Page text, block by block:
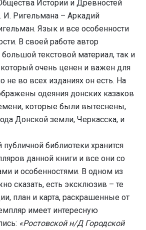
Истории и Древностей
И. Ригельмана – Аркадий
Язык и все особенности
В своей работе автор
большой текстовой материал, так и
очень ценен и важен для
не во всех изданиях он есть. На
одеяния донских казаков
которые были вытеснены,
Донской земли, Черкасска, и
библиотеки хранится
данной книги и все они со
и особенностями. В одном из
сказать, есть эксклюзив – те
план и карта, раскрашенные от
имеет интересную
«Ростовской н/Д Городской